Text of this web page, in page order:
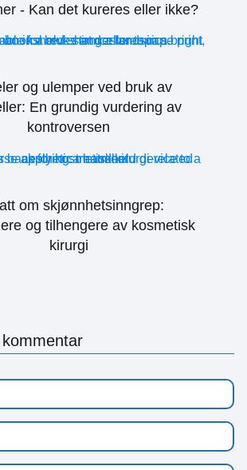
- Kan det kureres eller ikke?
og ulemper ved bruk av
En grundig vurdering av
kontroversen
om skjønnhetsinngrep:
og tilhengere av kosmetisk
kirurgi